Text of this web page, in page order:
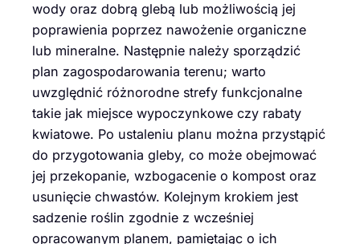
wody oraz dobrą glebą lub możliwością jej
poprawienia poprzez nawożenie organiczne
lub mineralne. Następnie należy sporządzić
plan zagospodarowania terenu; warto
uwzględnić różnorodne strefy funkcjonalne
takie jak miejsce wypoczynkowe czy rabaty
kwiatowe. Po ustaleniu planu można przystąpić
do przygotowania gleby, co może obejmować
jej przekopanie, wzbogacenie o kompost oraz
usunięcie chwastów. Kolejnym krokiem jest
sadzenie roślin zgodnie z wcześniej
opracowanym planem, pamiętając o ich